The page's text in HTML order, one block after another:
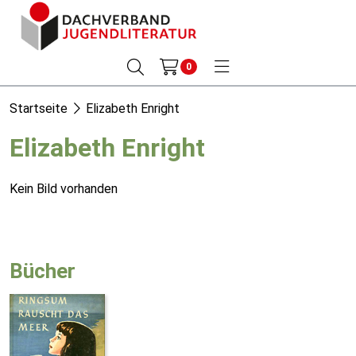
0
Startseite Elizabeth Enright
Elizabeth Enright
Kein Bild vorhanden
Bücher